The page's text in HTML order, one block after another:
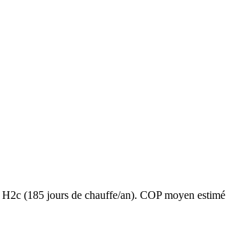
H2c (185 jours de chauffe/an). COP moyen estimé